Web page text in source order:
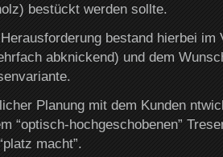
bestückt werden sollte.
bestand hierbei im
abknickend) und dem
Planung mit dem Kunden
“optisch-hochgeschobenen”
macht”.